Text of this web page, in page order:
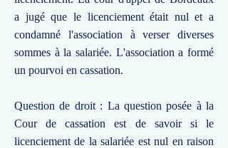
a jugé que le licenciement était nul et a
condamné l'association à verser diverses
sommes à la salariée. L'association a formé
un pourvoi en cassation.
Question de droit : La question posée à la
Cour de cassation est de savoir si le
licenciement de la salariée est nul en raison